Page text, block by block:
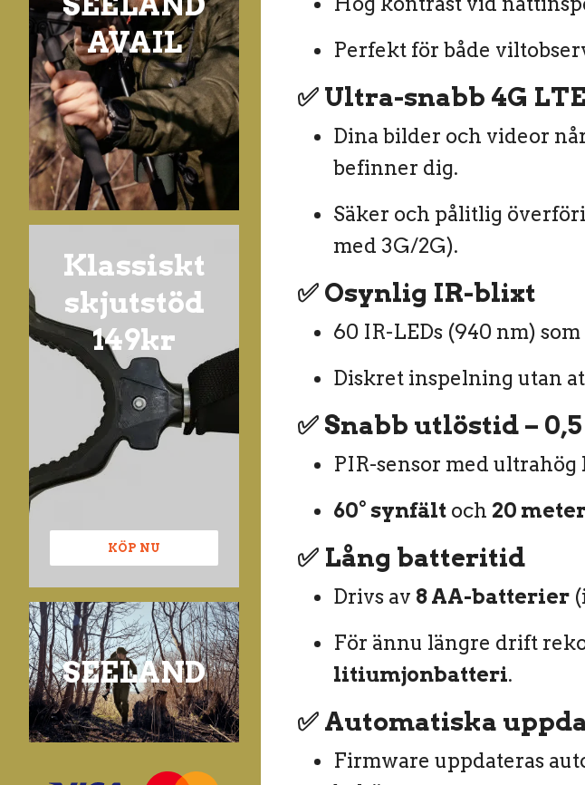
AVAIL
Klassiskt
skjutstöd
149kr
KÖP NU
SEELAND
Perfekt för både
✅ Ultra-snabb 4G
Dina bilder och videor
befinner dig.
Säker och pålitlig
med 3G/2G).
✅ Osynlig IR-blixt
60 IR-LEDs (940 nm)
Diskret inspelning utan
✅ Snabb utlöstid –
PIR-sensor med
60° synfält och 20
✅ Lång batteritid
Drivs av 8 AA-batterier
För ännu längre drift
litiumjonbatteri.
✅ Automatiska
Firmware uppdateras